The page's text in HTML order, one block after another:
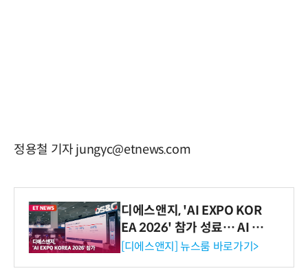
정용철 기자 jungyc@etnews.com
디에스앤지, 'AI EXPO KOR
EA 2026' 참가 성료… AI 전
생애주기 아우르는 통합 솔루
[디에스앤지] 뉴스룸 바로가기>